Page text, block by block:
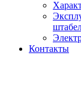
Контакты